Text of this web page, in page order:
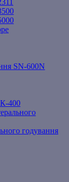
SN-600N
400
годування